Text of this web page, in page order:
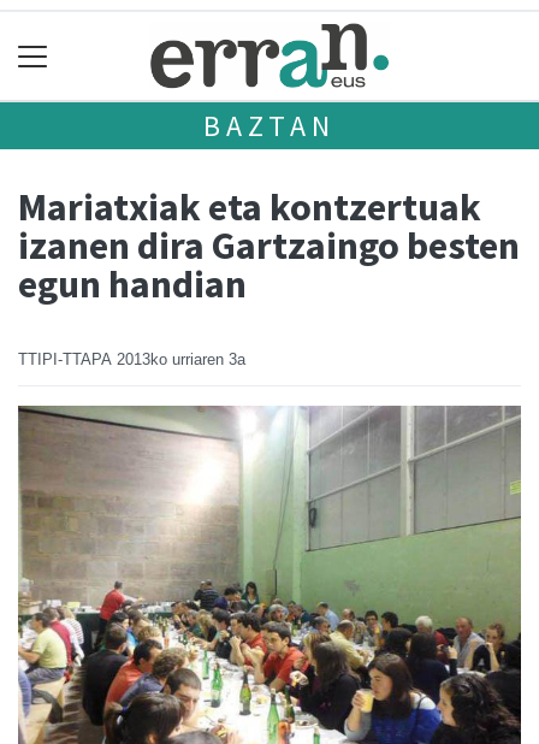
BAZTAN
Mariatxiak eta kontzertuak
izanen dira Gartzaingo besten
egun handian
TTIPI-TTAPA 2013ko urriaren 3a